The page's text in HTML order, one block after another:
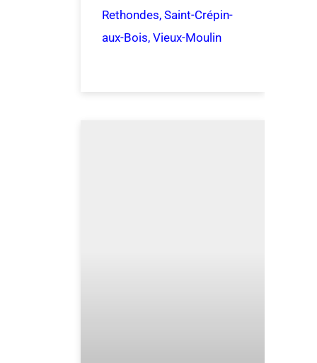
Rethondes, Saint-Crépin-
aux-Bois, Vieux-Moulin